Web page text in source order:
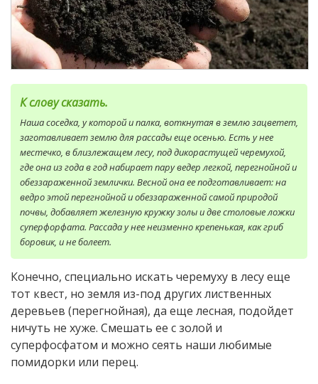
К слову сказать.
Наша соседка, у которой и палка, воткнутая в землю зацветет,
заготавливает землю для рассады еще осенью. Есть у нее
местечко, в близлежащем лесу, под дикорастущей черемухой,
где она из года в год набирает пару ведер легкой, перегнойной и
обеззараженной землички. Весной она ее подготавливает: на
ведро этой перегнойной и обеззараженной самой природой
почвы, добавляет железную кружку золы и две столовые ложки
суперфорфата. Рассада у нее неизменно крепенькая, как гриб
боровик, и не болеет.
Конечно, специально искать черемуху в лесу еще
тот квест, но земля из-под других лиственных
деревьев (перегнойная), да еще лесная, подойдет
ничуть не хуже. Смешать ее с золой и
суперфосфатом и можно сеять наши любимые
помидорки или перец.